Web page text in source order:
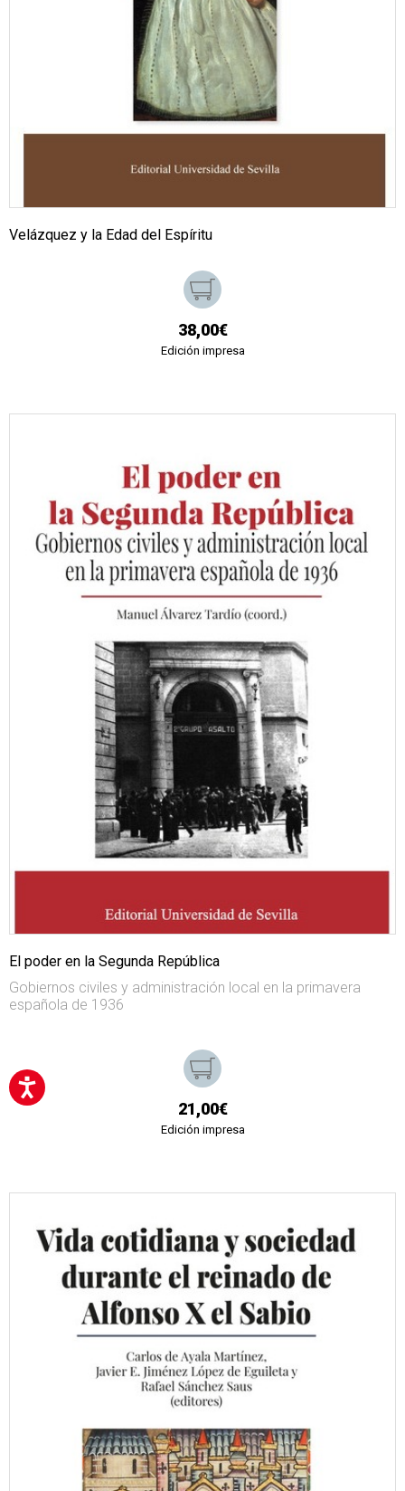
Velázquez y la Edad del Espíritu
38,00€
Edición impresa
El poder en la Segunda República
Gobiernos civiles y administración local en la primavera
española de 1936
21,00€
Edición impresa